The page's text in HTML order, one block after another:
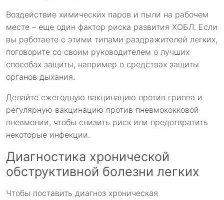
Воздействие химических паров и пыли на рабочем
месте – еще один фактор риска развития ХОБЛ. Если
вы работаете с этими типами раздражителей легких,
поговорите со своим руководителем о лучших
способах защиты, например о средствах защиты
органов дыхания.
Делайте ежегодную вакцинацию против гриппа и
регулярную вакцинацию против пневмококковой
пневмонии, чтобы снизить риск или предотвратить
некоторые инфекции.
Диагностика хронической
обструктивной болезни легких
Чтобы поставить диагноз хроническая